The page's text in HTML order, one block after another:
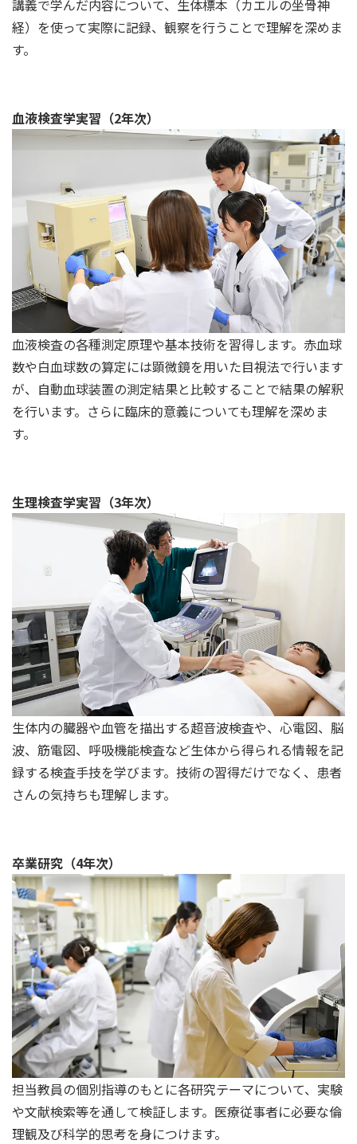
講義で学んだ内容について、生体標本（カエルの坐骨神
経）を使って実際に記録、観察を行うことで理解を深めま
す。
血液検査学実習（2年次）
血液検査の各種測定原理や基本技術を習得します。赤血球
数や白血球数の算定には顕微鏡を用いた目視法で行います
が、自動血球装置の測定結果と比較することで結果の解釈
を行います。さらに臨床的意義についても理解を深めま
す。
生理検査学実習（3年次）
生体内の臓器や血管を描出する超音波検査や、心電図、脳
波、筋電図、呼吸機能検査など生体から得られる情報を記
録する検査手技を学びます。技術の習得だけでなく、患者
さんの気持ちも理解します。
卒業研究（4年次）
担当教員の個別指導のもとに各研究テーマについて、実験
や文献検索等を通して検証します。医療従事者に必要な倫
理観及び科学的思考を身につけます。